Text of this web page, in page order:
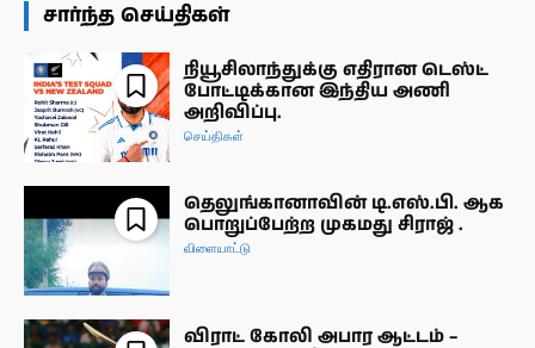
சார்ந்த செய்திகள்
நியூசிலாந்துக்கு எதிரான டெஸ்ட்
போட்டிக்கான இந்திய அணி
அறிவிப்பு.
செய்திகள்
தெலுங்கானாவின் டி.எஸ்.பி. ஆக
பொறுப்பேற்ற முகமது சிராஜ் .
விளையாட்டு
விராட் கோலி அபார ஆட்டம் –